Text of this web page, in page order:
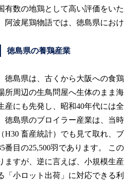
有数の地鶏として高い評価をいた
阿波尾鶏物語では、徳島県にお
徳島県の養鶏産業
徳島県は、古くから大阪への食
所周辺の生鳥問屋へ生体のまま
産にも先発し、昭和40年代には
徳島県のブロイラー産業は、当
（H30 畜産統計）でも見て取れ、
番目の25,500羽であります。 こ
ますが、逆に言えば、小規模生
「小ロット出荷」に対応できる